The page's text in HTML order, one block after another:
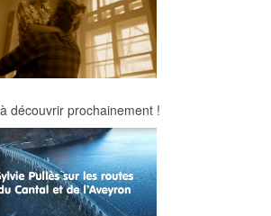
découvrir prochainement !